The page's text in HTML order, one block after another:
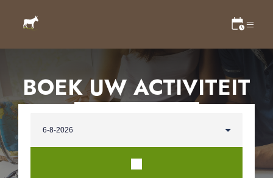
BOEK UW ACTIVITEIT